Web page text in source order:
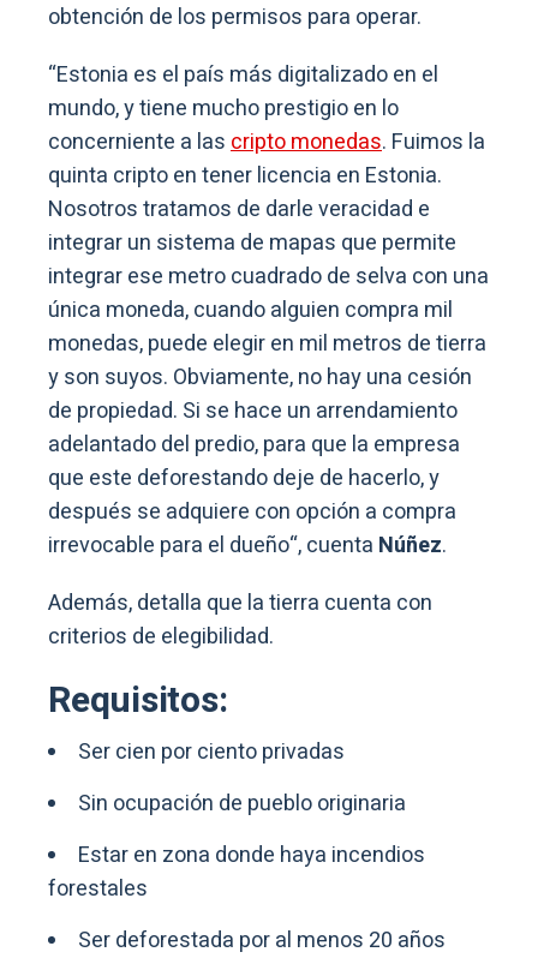
obtención de los permisos para operar.
“Estonia es el país más digitalizado en el
mundo, y tiene mucho prestigio en lo
concerniente a lascripto monedas. Fuimos la
quinta cripto en tener licencia en Estonia.
Nosotros tratamos de darle veracidad e
integrar un sistema de mapas que permite
integrar ese metro cuadrado de selva con una
única moneda, cuando alguien compra mil
monedas, puede elegir en mil metros de tierra
y son suyos. Obviamente, no hay una cesión
de propiedad. Si se hace un arrendamiento
adelantado del predio, para que la empresa
que este deforestando deje de hacerlo, y
después se adquiere con opción a compra
irrevocable para el dueño“, cuenta Núñez.
Además, detalla que la tierra cuenta con
criterios de elegibilidad.
Requisitos:
Ser cien por ciento privadas
Sin ocupación de pueblo originaria
Estar en zona donde haya incendios
forestales
Ser deforestada por al menos 20 años